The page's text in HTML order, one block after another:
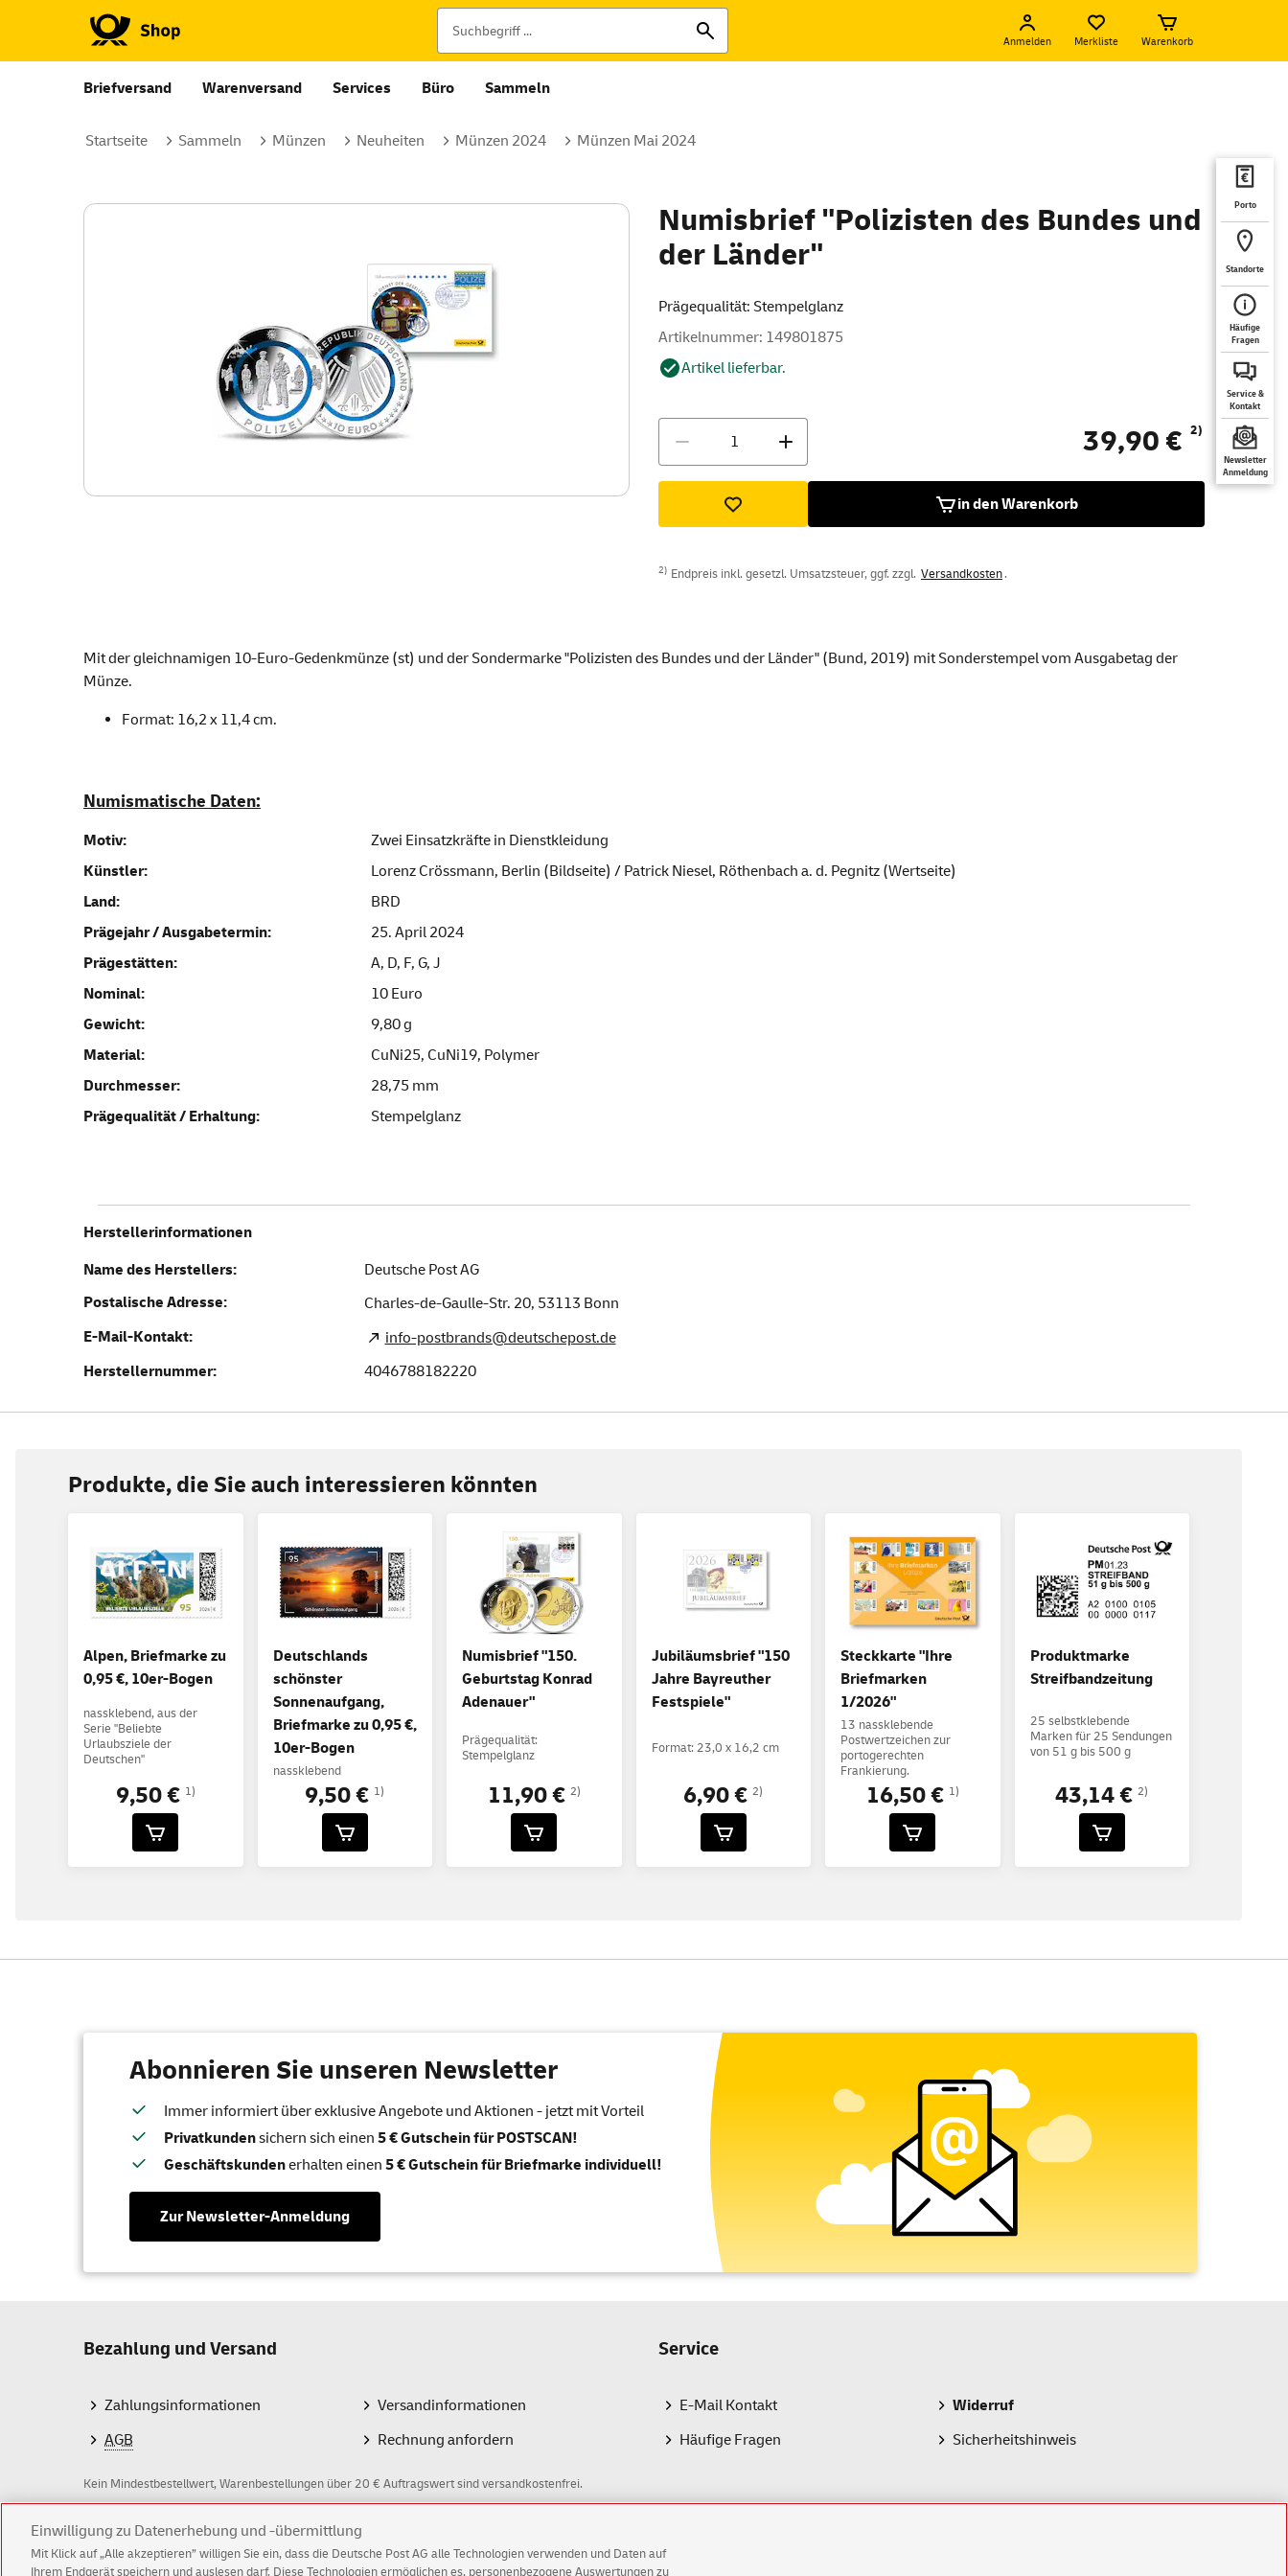
Anmelden Merkliste Warenkorb
Briefversand Warenversand Services Büro Sammeln
Porto
Standorte
Häufige
Fragen
Service &
Kontakt
Newsletter
Anmeldung
Startseite Sammeln Münzen Neuheiten Münzen 2024 Münzen Mai 2024
Numisbrief "Polizisten des Bundes und
der Länder"
Prägequalität: Stempelglanz
Artikelnummer: 149801875
Artikel lieferbar.
39,90 € 2)
in den Warenkorb
2) Endpreis inkl. gesetzl. Umsatzsteuer, ggf. zzgl. Versandkosten.
Mit der gleichnamigen 10-Euro-Gedenkmünze (st) und der Sondermarke "Polizisten des Bundes und der Länder" (Bund, 2019) mit Sonderstempel vom Ausgabetag der
Münze.
Format: 16,2 x 11,4 cm.
Numismatische Daten:
Motiv:
Zwei Einsatzkräfte in Dienstkleidung
Künstler:
Lorenz Crössmann, Berlin (Bildseite) / Patrick Niesel, Röthenbach a. d. Pegnitz (Wertseite)
Land:
BRD
Prägejahr / Ausgabetermin:
25. April 2024
Prägestätten:
A, D, F, G, J
Nominal:
10 Euro
Gewicht:
9,80 g
Material:
CuNi25, CuNi19, Polymer
Durchmesser:
28,75 mm
Prägequalität / Erhaltung:
Stempelglanz
Herstellerinformationen
Name des Herstellers:
Deutsche Post AG
Postalische Adresse:
Charles-de-Gaulle-Str. 20, 53113 Bonn
E-Mail-Kontakt:
info-postbrands@deutschepost.de
Herstellernummer:
4046788182220
Produkte, die Sie auch interessieren könnten
Alpen, Briefmarke zu
0,95 €, 10er-Bogen
nassklebend, aus der
Serie "Beliebte
Urlaubsziele der
Deutschen"
9,50 € 1)
Deutschlands
schönster
Sonnenaufgang,
Briefmarke zu 0,95 €,
10er-Bogen
nassklebend
9,50 € 1)
Numisbrief "150.
Geburtstag Konrad
Adenauer"
Prägequalität:
Stempelglanz
11,90 € 2)
Jubiläumsbrief "150
Jahre Bayreuther
Festspiele"
Format: 23,0 x 16,2 cm
6,90 €2)
Steckkarte "Ihre
Briefmarken
1/2026"
13 nassklebende
Postwertzeichen zur
portogerechten
Frankierung.
16,50 € 1)
Produktmarke
Streifbandzeitung
25 selbstklebende
Marken für 25 Sendungen
von 51 g bis 500 g
43,14 €2)
Abonnieren Sie unseren Newsletter
Immer informiert über exklusive Angebote und Aktionen - jetzt mit Vorteil
Privatkundensichern sich einen 5 € Gutschein für POSTSCAN!
Geschäftskundenerhalten einen 5 € Gutschein für Briefmarke individuell!
Zur Newsletter-Anmeldung
Bezahlung und Versand
Zahlungsinformationen
AGB
Versandinformationen
Rechnung anfordern
Service
E-Mail Kontakt
Häufige Fragen
Widerruf
Sicherheitshinweis
Kein Mindestbestellwert, Warenbestellungen über 20 € Auftragswert sind versandkostenfrei.
Z
a
Einwilligung zu Datenerhebung und -übermittlung
Mit Klick auf „Alle akzeptieren” willigen Sie ein, dass die Deutsche Post AG alle Technologien verwenden und Daten auf
Ihrem Endgerät speichern und auslesen darf. Diese Technologien ermöglichen es, personenbezogene Auswertungen zu